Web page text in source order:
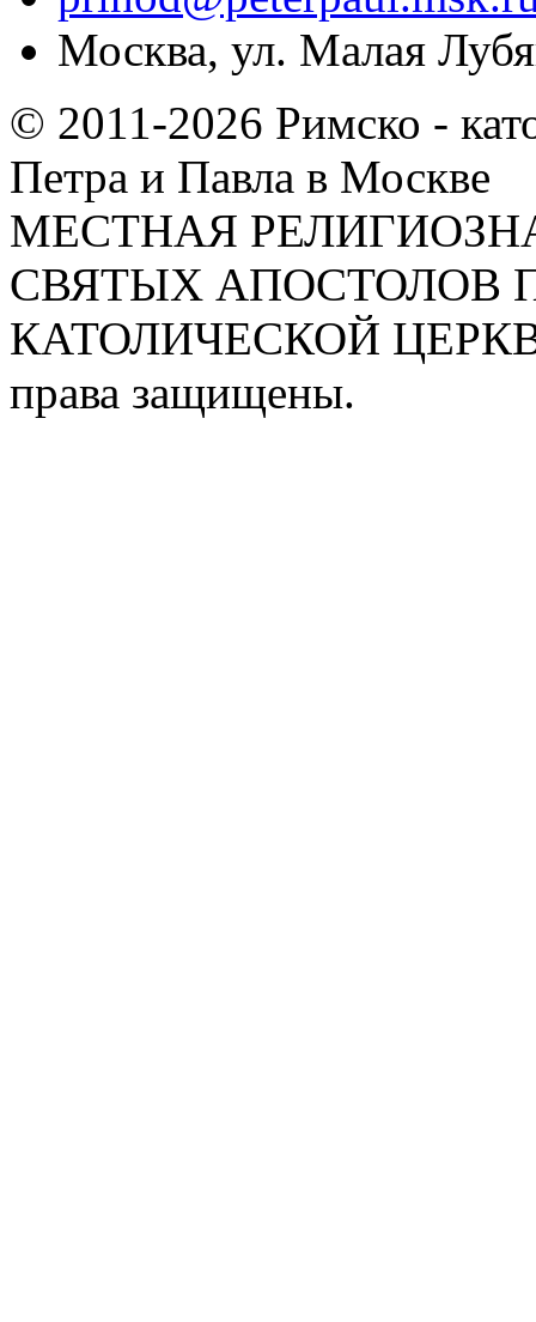
Москва, ул. Малая
© 2011-2026 Римско -
Петра и Павла в Москве
МЕСТНАЯ
СВЯТЫХ АПОСТОЛОВ
КАТОЛИЧЕСКОЙ
права защищены.